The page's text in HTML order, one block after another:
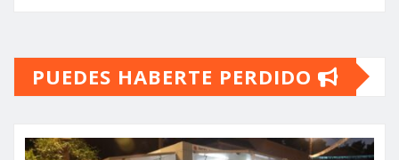
PUEDES HABERTE PERDIDO